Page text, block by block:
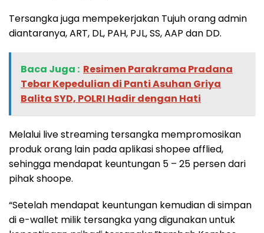
Tersangka juga mempekerjakan Tujuh orang admin
diantaranya, ART, DL, PAH, PJL, SS, AAP dan DD.
Baca Juga : Resimen Parakrama Pradana
Tebar Kepedulian di Panti Asuhan Griya
Balita SYD, POLRI Hadir dengan Hati
Melalui live streaming tersangka mempromosikan
produk orang lain pada aplikasi shopee afflied,
sehingga mendapat keuntungan 5 – 25 persen dari
pihak shoope.
“Setelah mendapat keuntungan kemudian di simpan
di e-wallet milik tersangka yang digunakan untuk